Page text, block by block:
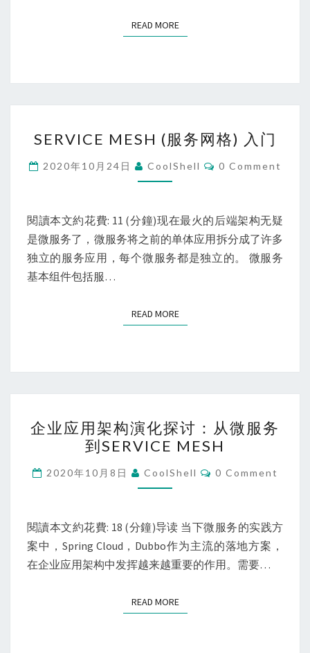
READ MOREREAD MORE
MESH
(服
务
格)
入
门
SERVICE MESH (服务网格) 入门
2020年10月24日 CoolShell Comments
0 Comment
閱讀本文約花費: 11 (分鐘)现在最火的后端架构无疑
是微服务了，微服务将之前的单体应用拆分成了许多
独立的服务应用，每个微服务都是独立的。 微服务
基本组件包括服…
READ MOREREAD MORE
业
应
用
架
演
化
探
从
企业应用架构演化探讨：从微服务
到SERVICE MESH
2020年10月8日 CoolShell Comments
0 Comment
閱讀本文約花費: 18 (分鐘)导读 当下微服务的实践方
案中，Spring Cloud，Dubbo作为主流的落地方案，
在企业应用架构中发挥越来越重要的作用。需要…
READ MOREREAD MORE